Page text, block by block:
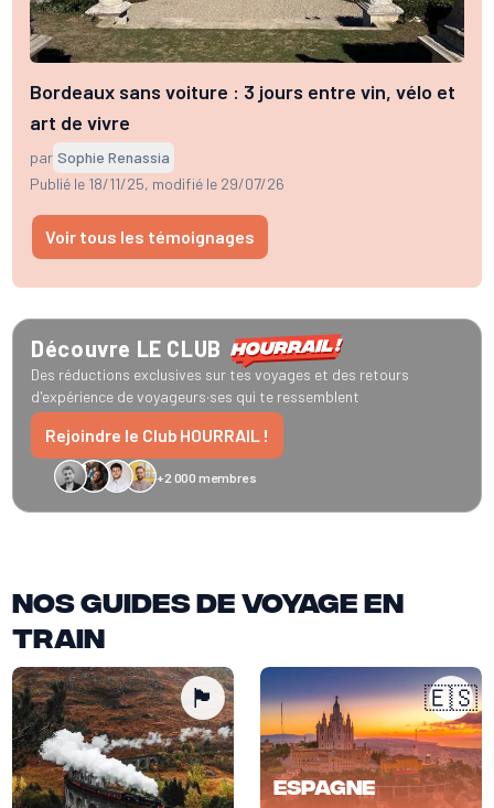
Bordeaux sans voiture : 3 jours entre vin, vélo et
art de vivre
par Sophie Renassia
Publié le 18/11/25, modifié le 29/07/26
Voir tous les témoignages
Découvre LE CLUB
Des réductions exclusives sur tes voyages et des retours
d'expérience de voyageurs·ses qui te ressemblent
Rejoindre le Club HOURRAIL !
+2 000 membres
Nos guides de voyage en
train
🏴󠁧󠁢󠁳󠁣󠁴󠁿
🇪🇸
Espagne